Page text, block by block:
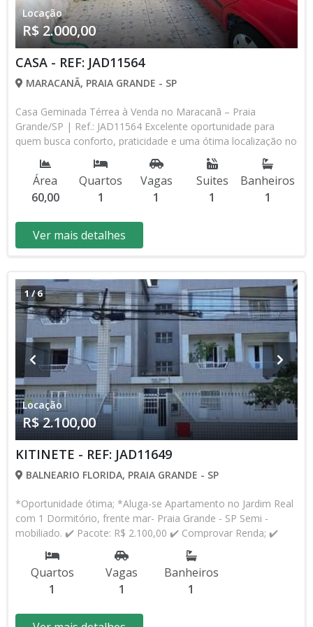
Locação
R$ 2.000,00
CASA - REF: JAD11564
MARACANÃ, PRAIA GRANDE - SP
Casa Geminada Térrea à Venda no Maracanã – Praia
Grande/SP | Ref.: JAD11564 Excelente oportunidade para
quem busca conforto, praticidade e uma ótima localização no
bairro Maracanã, em Praia Grande. Esta casa geminada térrea
possui 60 m² de área útil e 80 m² de área total, com um
projeto funcional que oferece ambientes bem distribuídos
para o dia a dia. Características do imóvel: 1 dormitório 1
serviço 1 vaga de garagem Ideal para morar ou investir, o
imóvel está localizado em um bairro com fácil acesso aos
R$ 150,00 Referência: JAD11564 JADS CORRETOR DE
IMÓVEIS CRECI 75.645 Av. Pres. Kennedy, 10073 - Maracanã |
Praia Grande WhatsApp: (13) 98818-0025
Área
60,00
Quartos
1
Vagas
1
Suites
1
Banheiros
1
Ver mais detalhes
1/6
Locação
R$ 2.100,00
KITINETE - REF: JAD11649
BALNEARIO FLORIDA, PRAIA GRANDE - SP
*Oportunidade ótima; *Aluga-se Apartamento no Jardim Real
com 1 Dormitório, frente mar- Praia Grande - SP Semi -
mobiliado. ✔️ Pacote: R$ 2.100,00 ✔️ Comprovar Renda; ✔️
Não ter restrição ✔️ 2 meses de caução *Excelente Local; 38
m², composto por: 1 Dormitório 1 Sala 1 Cozinha 1 Banheiro
*1 vaga de Garagem rotativa *Prédio: Escadas ✅JADS
IMOBILIÁRIA Avenida Presidente Kennedy, 10.073 Balneário
Quartos
1
Vagas
1
Banheiros
1